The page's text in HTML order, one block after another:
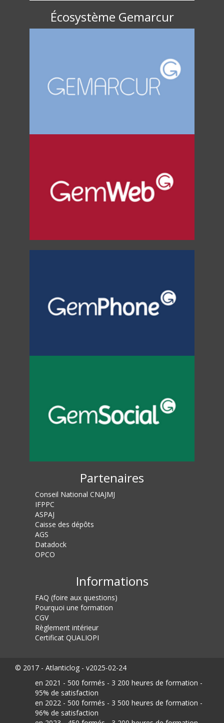
Écosystème Gemarcur
Partenaires
Conseil National CNAJMJ
IFPPC
ASPAJ
Caisse des dépôts
AGS
Datadock
OPCO
Informations
FAQ (foire aux questions)
Pourquoi une formation
CGV
Règlement intérieur
Certificat QUALIOPI
© 2017 - Atlanticlog - v2025-02-24
en 2021 - 500 formés - 3 200 heures de formation -
95% de satisfaction
en 2022 - 500 formés - 3 500 heures de formation -
96% de satisfaction